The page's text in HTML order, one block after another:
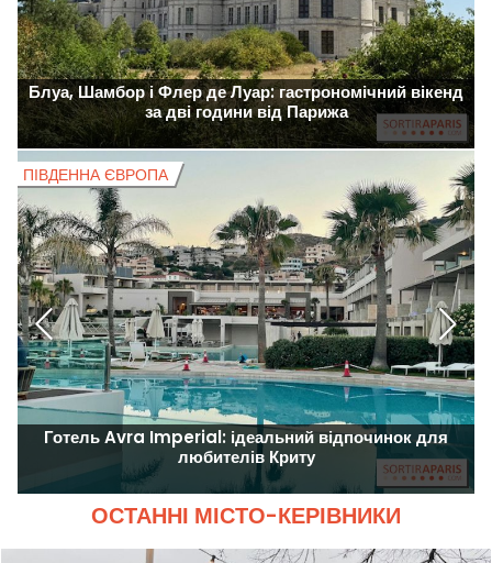
Блуа, Шамбор і Флер де Луар: гастрономічний вікенд
за дві години від Парижа
Готель Avra Imperial: ідеальний відпочинок для
любителів Криту
ПІВДЕННА ЄВРОПА
ОСТАННІ МІСТО-КЕРІВНИКИ